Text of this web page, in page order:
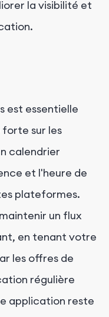
la visibilité et
est essentielle
sur les
calendrier
et l'heure de
plateformes.
un flux
en tenant votre
les offres de
régulière
application reste